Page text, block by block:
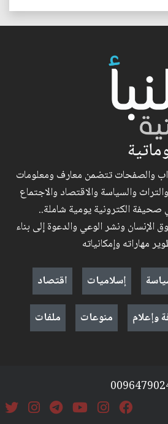
والصفحات تتضمن معارف ومعلومات
والسياسة والاقتصاد والاجتماع
صحيفة الكترونية يومية شاملة..
ونشر الوعي والدعوة إلى بناء
مهاراته وإمكانياته
إسلاميات
اقتصاد
وإعلام منوعات ملفات